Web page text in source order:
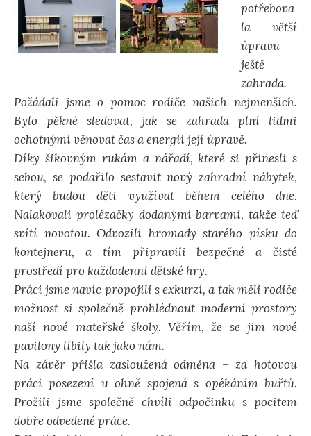
potřebova
la větší
úpravu
ještě
zahrada.
Požádali jsme o pomoc rodiče našich nejmenších.
Bylo pěkné sledovat, jak se zahrada plní lidmi
ochotnými věnovat čas a energii její úpravě.
Díky šikovným rukám a nářadí, které si přinesli s
sebou, se podařilo sestavit nový zahradní nábytek,
který budou děti využívat během celého dne.
Nalakovali prolézačky dodanými barvami, takže teď
svítí novotou. Odvozili hromady starého písku do
kontejneru, a tím připravili bezpečné a čisté
prostředí pro každodenní dětské hry.
Práci jsme navíc propojili s exkurzí, a tak měli rodiče
možnost si společně prohlédnout moderní prostory
naší nové mateřské školy. Věřím, že se jim nové
pavilony líbily tak jako nám.
Na závěr přišla zasloužená odměna – za hotovou
práci posezení u ohně spojená s opékáním buřtů.
Prožili jsme společně chvíli odpočinku s pocitem
dobře odvedené práce.